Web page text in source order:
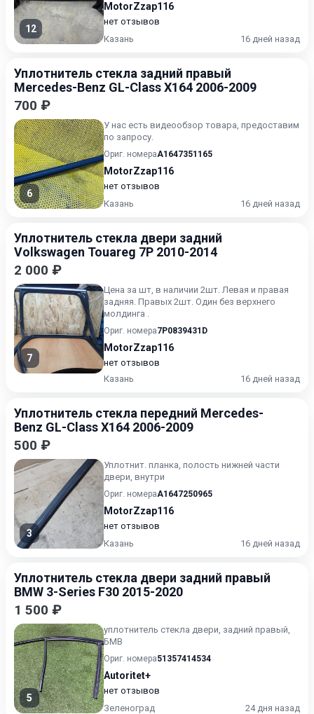
12
MotorZzap116
нет отзывов
Казань
16 дней назад
Уплотнитель стекла задний правый
Mercedes-Benz GL-Class X164 2006-2009
700 ₽
6
У нас есть видеообзор товара, предоставим
по запросу.
Ориг. номераA1647351165
MotorZzap116
нет отзывов
Казань
16 дней назад
Уплотнитель стекла двери задний
Volkswagen Touareg 7P 2010-2014
2 000 ₽
7
Цена за шт, в наличии 2шт. Левая и правая
задняя. Правых 2шт. Один без верхнего
молдинга .
Ориг. номера7P0839431D
MotorZzap116
нет отзывов
Казань
16 дней назад
Уплотнитель стекла передний Mercedes-
Benz GL-Class X164 2006-2009
500 ₽
3
Уплотнит. планка, полость нижней части
двери, внутри
Ориг. номераA1647250965
MotorZzap116
нет отзывов
Казань
16 дней назад
Уплотнитель стекла двери задний правый
BMW 3-Series F30 2015-2020
1 500 ₽
5
уплотнитель стекла двери, задний правый,
БМВ
Ориг. номера51357414534
Autoritet+
нет отзывов
Зеленоград
24 дня назад